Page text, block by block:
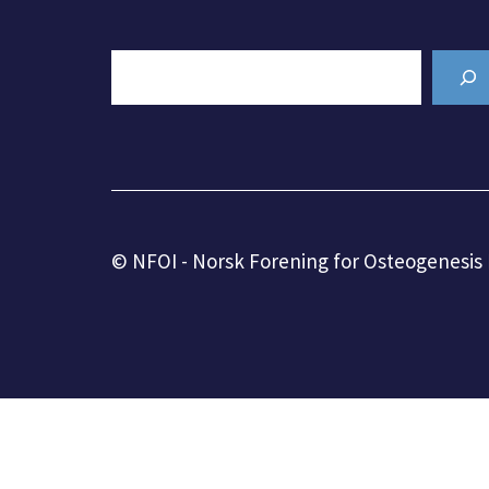
© NFOI - Norsk Forening for